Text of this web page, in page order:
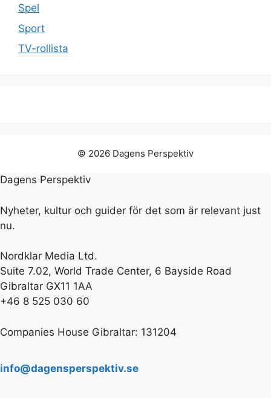
Spel
Sport
TV-rollista
© 2026 Dagens Perspektiv
Dagens Perspektiv
Nyheter, kultur och guider för det som är relevant just
nu.
Nordklar Media Ltd.
Suite 7.02, World Trade Center, 6 Bayside Road
Gibraltar GX11 1AA
+46 8 525 030 60
Companies House Gibraltar: 131204
info@dagensperspektiv.se